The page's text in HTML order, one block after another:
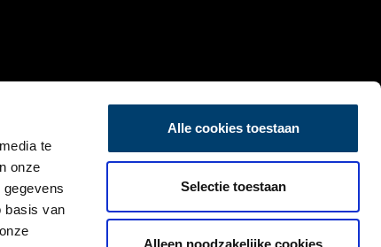
te
onze
basis van
Alle cookies toestaan
Selectie toestaan
Alleen noodzakelijke cookies